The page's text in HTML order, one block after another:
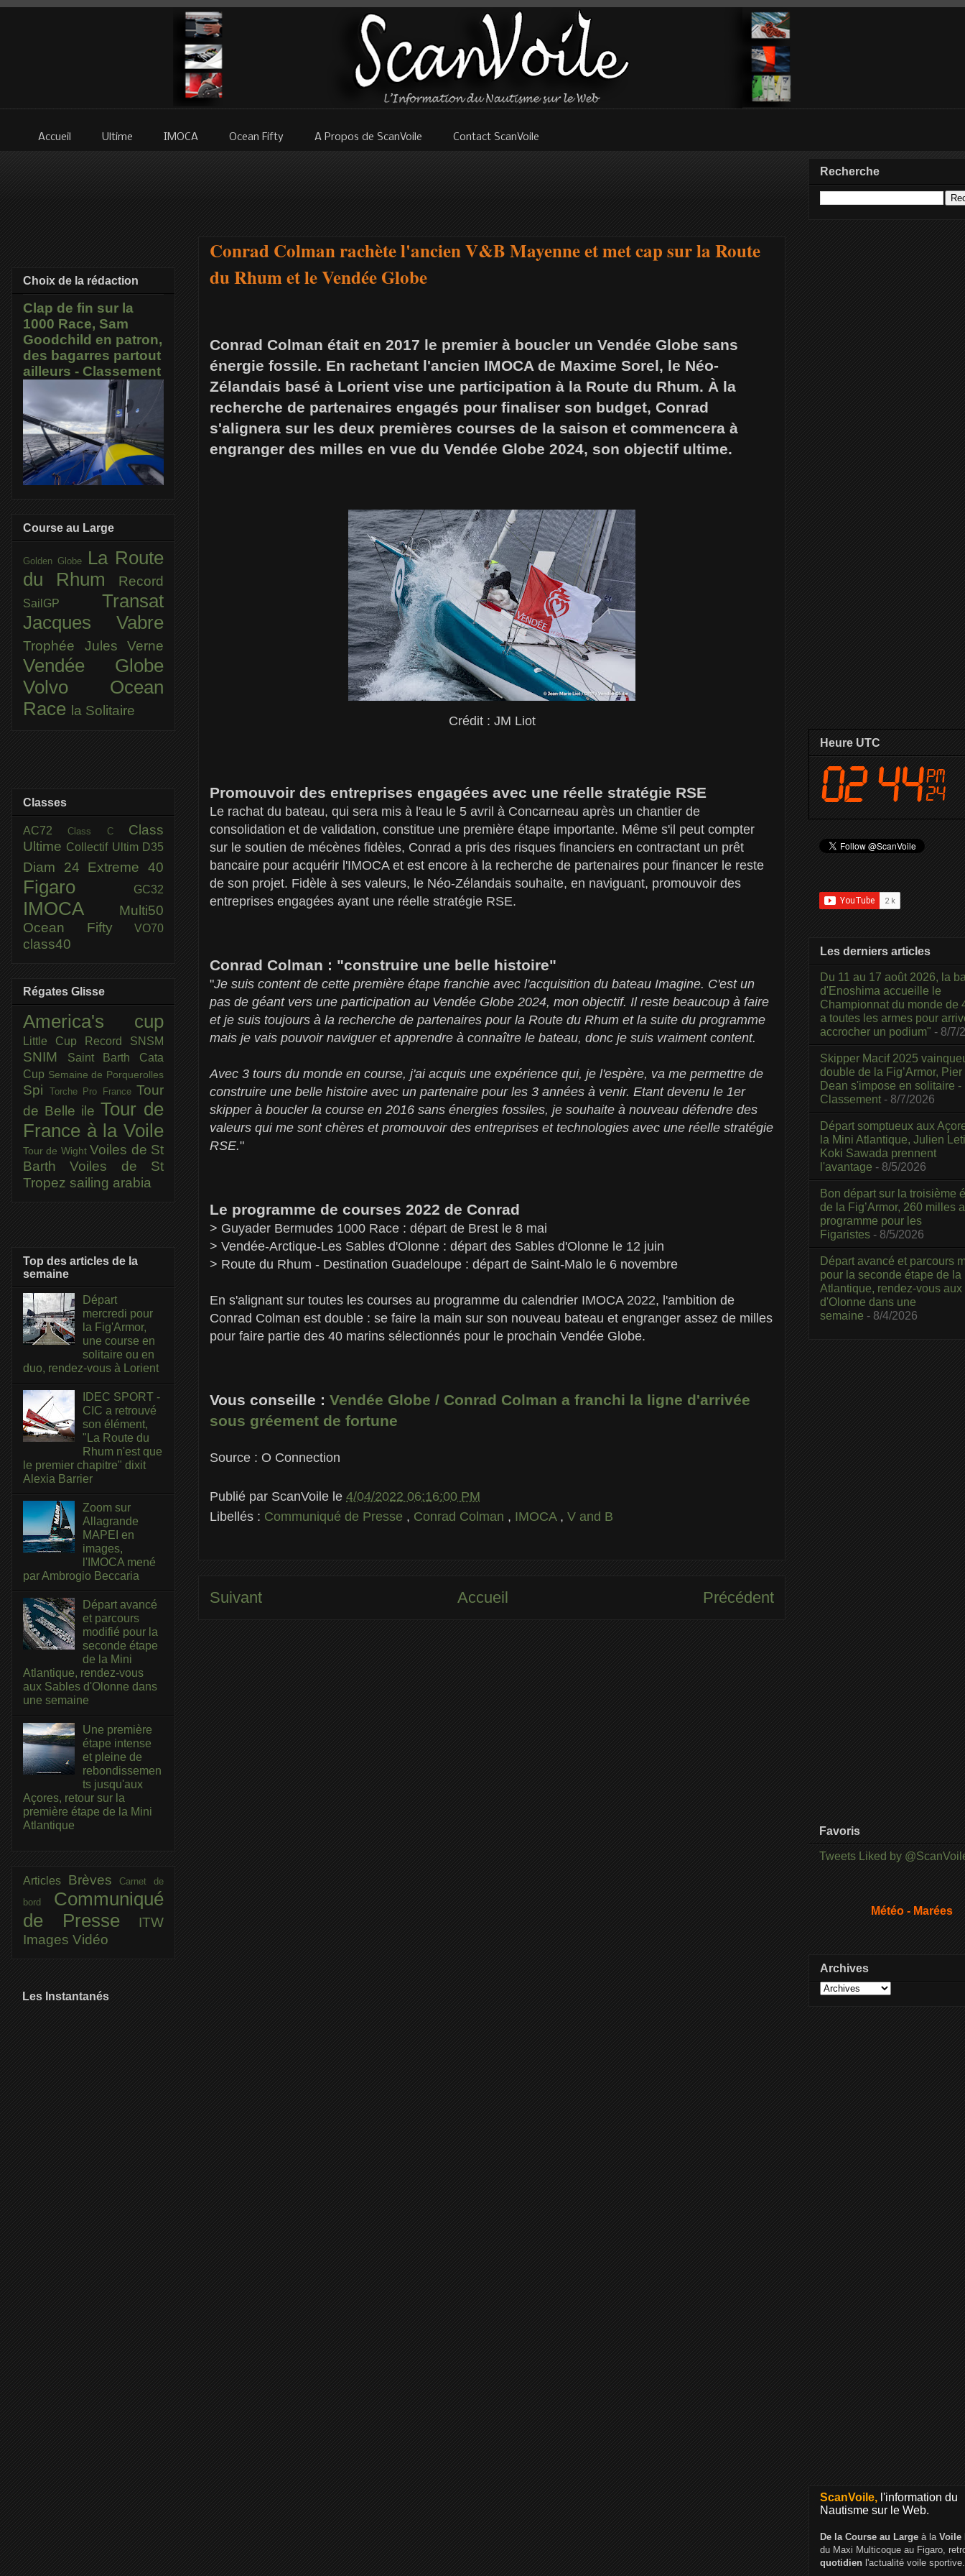
Accueil Ultime IMOCA Ocean Fifty A Propos de ScanVoile Contact ScanVoile
Conrad Colman rachète l'ancien V&B Mayenne et met cap sur la Route
du Rhum et le Vendée Globe
Conrad Colman était en 2017 le premier à boucler un Vendée Globe sans
énergie fossile. En rachetant l'ancien IMOCA de Maxime Sorel, le Néo-
Zélandais basé à Lorient vise une participation à la Route du Rhum. À la
recherche de partenaires engagés pour finaliser son budget, Conrad
s'alignera sur les deux premières courses de la saison et commencera à
engranger des milles en vue du Vendée Globe 2024, son objectif ultime.
Crédit : JM Liot
Promouvoir des entreprises engagées avec une réelle stratégie RSE
Le rachat du bateau, qui sera mis à l'eau le 5 avril à Concarneau après un chantier de
consolidation et de validation, constitue une première étape importante. Même s'il peut compter
sur le soutien de mécènes fidèles, Conrad a pris des risques financiers en contractant un prêt
bancaire pour acquérir l'IMOCA et est encore à la recherche de partenaires pour financer le reste
de son projet. Fidèle à ses valeurs, le Néo-Zélandais souhaite, en naviguant, promouvoir des
entreprises engagées ayant une réelle stratégie RSE.
Conrad Colman : "construire une belle histoire"
"Je suis content de cette première étape franchie avec l'acquisition du bateau Imagine. C'est un
pas de géant vers une participation au Vendée Globe 2024, mon objectif. Il reste beaucoup à faire
et je suis toujours à la recherche de partenaires pour la Route du Rhum et la suite du programme
mais je vais pouvoir naviguer et apprendre à connaître le bateau, donc je suis vraiment content.
Avec 3 tours du monde en course, j'ai acquis une expérience qui, je l'espère, va me permettre de
construire une belle histoire avec un partenaire pour les 3 années à venir. Etant devenu le 1er
skipper à boucler la course en 2016 sans énergies fossiles, je souhaite à nouveau défendre des
valeurs qui me sont chères et promouvoir des entreprises et technologies avec une réelle stratégie
RSE."
Le programme de courses 2022 de Conrad
> Guyader Bermudes 1000 Race : départ de Brest le 8 mai
> Vendée-Arctique-Les Sables d'Olonne : départ des Sables d'Olonne le 12 juin
> Route du Rhum - Destination Guadeloupe : départ de Saint-Malo le 6 novembre
En s'alignant sur toutes les courses au programme du calendrier IMOCA 2022, l'ambition de
Conrad Colman est double : se faire la main sur son nouveau bateau et engranger assez de milles
pour faire partie des 40 marins sélectionnés pour le prochain Vendée Globe.
Vous conseille : Vendée Globe / Conrad Colman a franchi la ligne d'arrivée
sous gréement de fortune
Source : O Connection
Publié par ScanVoile le 4/04/2022 06:16:00 PM
Libellés : Communiqué de Presse , Conrad Colman , IMOCA , V and B
Suivant Précédent
Accueil
Choix de la rédaction
Clap de fin sur la
1000 Race, Sam
Goodchild en patron,
des bagarres partout
ailleurs - Classement
Course au Large
Golden Globe
La Route
du Rhum
Record
SailGP Transat
Jacques Vabre
Trophée Jules Verne
Vendée Globe
Volvo Ocean
Race la Solitaire
Classes
AC72Class C Class
Ultime Collectif Ultim D35
Diam 24 Extreme 40
Figaro GC32
IMOCA
Multi50
Ocean Fifty
VO70
class40
Régates Glisse
America's cup
Little Cup Record SNSM
SNIM
Saint Barth Cata
Cup Semaine de Porquerolles
Spi Torche Pro France Tour
de Belle ile Tour de
France à la Voile
Tour de Wight Voiles de St
BarthVoiles de St
Tropez sailing arabia
Top des articles de la
semaine
Départ
mercredi pour
la Fig'Armor,
une course en
solitaire ou en
duo, rendez-vous à Lorient
IDEC SPORT -
CIC a retrouvé
son élément,
"La Route du
Rhum n'est que
le premier chapitre" dixit
Alexia Barrier
Zoom sur
Allagrande
MAPEI en
images,
l'IMOCA mené
par Ambrogio Beccaria
Départ avancé
et parcours
modifié pour la
seconde étape
de la Mini
Atlantique, rendez-vous
aux Sables d'Olonne dans
une semaine
Une première
étape intense
et pleine de
rebondissemen
ts jusqu'aux
Açores, retour sur la
première étape de la Mini
Atlantique
Articles BrèvesCarnet de
bord Communiqué
de Presse
ITW
Images Vidéo
Les Instantanés
Recherche
Heure UTC
Les derniers articles
Du 11 au 17 août 2026, la
d'Enoshima accueille le
Championnat du monde de
a toutes les armes pour
accrocher un podium" - 8/7/
Skipper Macif 2025
double de la Fig’Armor,
Dean s'impose en solitaire -
Classement - 8/7/2026
Départ somptueux aux
la Mini Atlantique, Julien
Koki Sawada prennent
l'avantage - 8/5/2026
Bon départ sur la troisième
de la Fig’Armor, 260 milles
programme pour les
Figaristes - 8/5/2026
Départ avancé et parcours
pour la seconde étape de la
Atlantique, rendez-vous
d'Olonne dans une
semaine - 8/4/2026
Favoris
Tweets Liked by
Météo - Marées
Archives
ScanVoile, l'information du
Nautisme sur le Web.
De la Course au Large à la Voile
du Maxi Multicoque au Figaro,
quotidien l'actualité voile sportive.